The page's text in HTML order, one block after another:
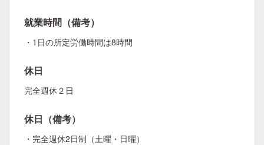
就業時間（備考）
・1日の所定労働時間は8時間
休日
完全週休２日
休日（備考）
・完全週休2日制（土曜・日曜）